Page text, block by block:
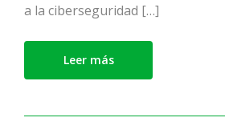
a la ciberseguridad […]
Leer más